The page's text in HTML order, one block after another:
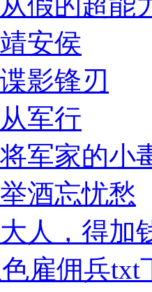
靖安侯
谍影锋刃
从军行
将军家的小
举酒忘忧愁
大人，得加
雇佣兵txt